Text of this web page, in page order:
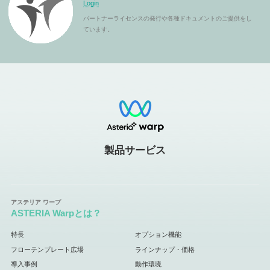
Login
パートナーライセンスの発行や各種ドキュメントのご提供をし
ています。
製品サービス
ASTERIA Warpとは？
特長 オプション機能
フローテンプレート広場 ラインナップ・価格
導入事例 動作環境